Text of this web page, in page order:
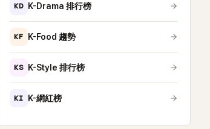
KD K-Drama 排行榜
KF K-Food 趨勢
KS K-Style 排行榜
KI K-網紅榜